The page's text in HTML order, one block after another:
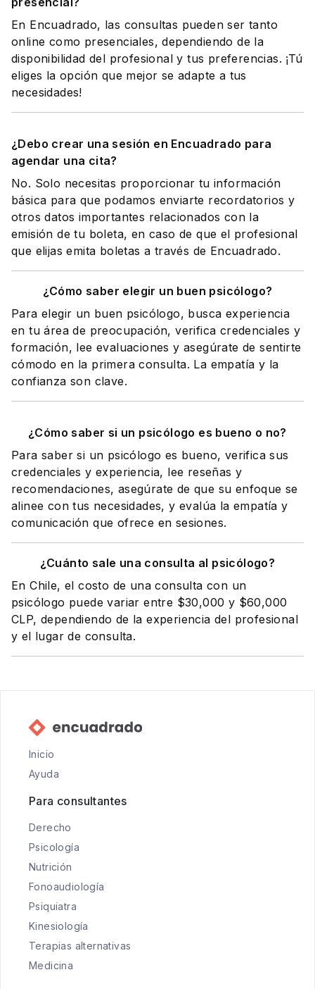
En Encuadrado, las consultas pueden ser tanto
online como presenciales, dependiendo de la
disponibilidad del profesional y tus preferencias. ¡Tú
eliges la opción que mejor se adapte a tus
necesidades!
¿Debo crear una sesión en Encuadrado para
agendar una cita?
No. Solo necesitas proporcionar tu información
básica para que podamos enviarte recordatorios y
otros datos importantes relacionados con la
emisión de tu boleta, en caso de que el profesional
que elijas emita boletas a través de Encuadrado.
¿Cómo saber elegir un buen psicólogo?
Para elegir un buen psicólogo, busca experiencia
en tu área de preocupación, verifica credenciales y
formación, lee evaluaciones y asegúrate de sentirte
cómodo en la primera consulta. La empatía y la
confianza son clave.
¿Cómo saber si un psicólogo es bueno o no?
Para saber si un psicólogo es bueno, verifica sus
credenciales y experiencia, lee reseñas y
recomendaciones, asegúrate de que su enfoque se
alinee con tus necesidades, y evalúa la empatía y
comunicación que ofrece en sesiones.
¿Cuánto sale una consulta al psicólogo?
En Chile, el costo de una consulta con un
psicólogo puede variar entre $30,000 y $60,000
CLP, dependiendo de la experiencia del profesional
y el lugar de consulta.
Inicio
Ayuda
Para consultantes
Derecho
Psicología
Nutrición
Fonoaudiología
Psiquiatra
Kinesiología
Terapias alternativas
Medicina